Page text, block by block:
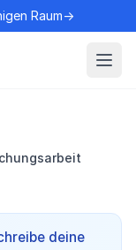
Raum→
deine